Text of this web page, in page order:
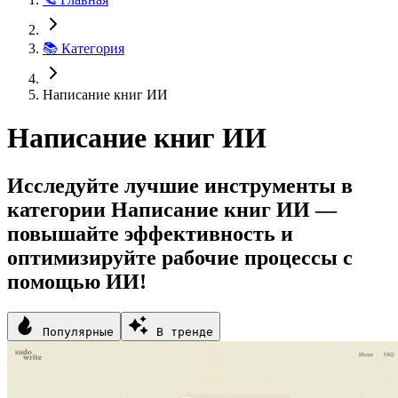
📚 Категория
Написание книг ИИ
Написание книг ИИ
Исследуйте лучшие инструменты в
категории Написание книг ИИ —
повышайте эффективность и
оптимизируйте рабочие процессы с
помощью ИИ!
Популярные В тренде